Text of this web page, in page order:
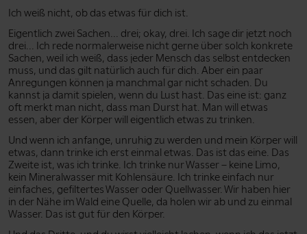
Ich weiß nicht, ob das etwas für dich ist.
Eigentlich zwei Sachen... drei; okay, drei. Ich sage dir jetzt noch
drei... Ich rede normalerweise nicht gerne über solch konkrete
Sachen, weil ich weiß, dass jeder Mensch das selbst entdecken
muss, und das gilt natürlich auch für dich. Aber ein paar
Anregungen können ja manchmal gar nicht schaden. Du
kannst ja damit spielen, wenn du Lust hast. Das eine ist: ganz
oft merkt man nicht, dass man Durst hat. Man will etwas
essen, aber der Körper will eigentlich etwas zu trinken.
Und wenn ich anfange, unruhig zu werden und mein Körper will
etwas, dann trinke ich erst einmal etwas. Das ist das eine. Das
Zweite ist, was ich trinke. Ich trinke nur Wasser – keine Limo,
kein Mineralwasser mit Kohlensäure. Ich trinke einfach nur
einfaches, gefiltertes Wasser oder Quellwasser. Wir haben hier
in der Nähe im Wald eine Quelle, da holen wir ab und zu einmal
Wasser. Das ist gut für den Körper.